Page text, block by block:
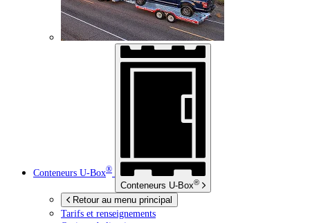
Conteneurs U-Box®
Conteneurs U-Box®
Retour au menu principal
Tarifs et renseignements